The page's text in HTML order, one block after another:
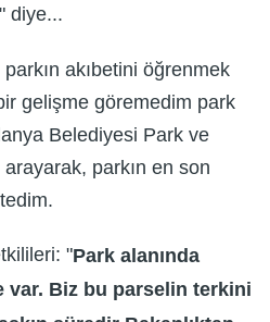
" diye...
akıbetini öğrenmek
gelişme göremedim park
Belediyesi Park ve
parkın en son
"Park alanında
var. Biz bu parselin terkini